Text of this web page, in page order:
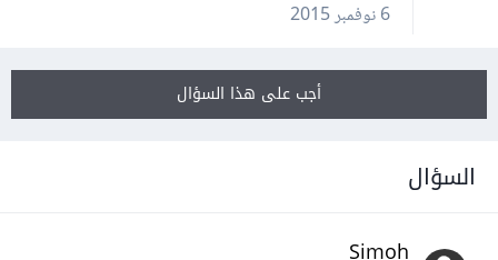
6 نوفمبر 2015
أجب على هذا السؤال
السؤال